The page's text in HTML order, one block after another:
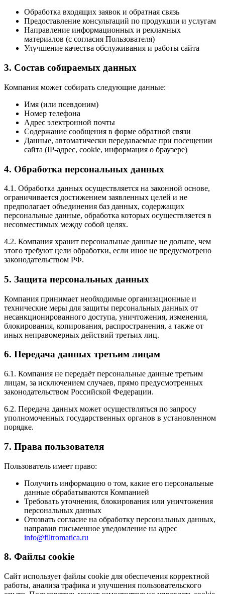
Обработка входящих заявок и обратная связь
Предоставление консультаций по продукции и услугам
Направление информационных и рекламных
материалов (с согласия Пользователя)
Улучшение качества обслуживания и работы сайта
3. Состав собираемых данных
Компания может собирать следующие данные:
Имя (или псевдоним)
Номер телефона
Адрес электронной почты
Содержание сообщения в форме обратной связи
Данные, автоматически передаваемые при посещении
сайта (IP-адрес, cookie, информация о браузере)
4. Обработка персональных данных
4.1. Обработка данных осуществляется на законной основе,
ограничивается достижением заявленных целей и не
предполагает объединения баз данных, содержащих
персональные данные, обработка которых осуществляется в
несовместимых между собой целях.
4.2. Компания хранит персональные данные не дольше, чем
этого требуют цели обработки, если иное не предусмотрено
законодательством РФ.
5. Защита персональных данных
Компания принимает необходимые организационные и
технические меры для защиты персональных данных от
несанкционированного доступа, уничтожения, изменения,
блокирования, копирования, распространения, а также от
иных неправомерных действий третьих лиц.
6. Передача данных третьим лицам
6.1. Компания не передаёт персональные данные третьим
лицам, за исключением случаев, прямо предусмотренных
законодательством Российской Федерации.
6.2. Передача данных может осуществляться по запросу
уполномоченных государственных органов в установленном
порядке.
7. Права пользователя
Пользователь имеет право:
Получить информацию о том, какие его персональные
данные обрабатываются Компанией
Требовать уточнения, блокирования или уничтожения
персональных данных
Отозвать согласие на обработку персональных данных,
направив письменное уведомление на адрес
info@filtromatica.ru
8. Файлы cookie
Сайт использует файлы cookie для обеспечения корректной
работы, анализа трафика и улучшения пользовательского